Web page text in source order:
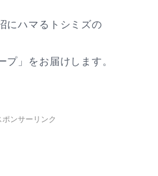
にハマるトシミズの
プ」をお届けします。
ポンサーリンク